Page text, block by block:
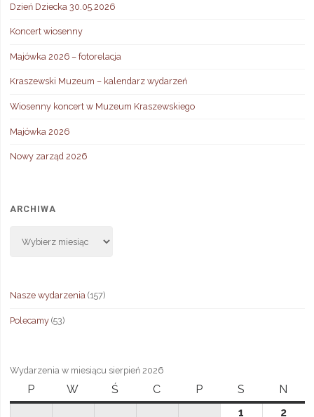
Dzień Dziecka 30.05.2026
Koncert wiosenny
Majówka 2026 – fotorelacja
Kraszewski Muzeum – kalendarz wydarzeń
Wiosenny koncert w Muzeum Kraszewskiego
Majówka 2026
Nowy zarząd 2026
ARCHIWA
Nasze wydarzenia(157)
Polecamy(53)
Wydarzenia w miesiącu sierpień 2026
Pponiedziałek
W wtorekŚśroda C czwartek
Ppiątek S sobotaN
1
2